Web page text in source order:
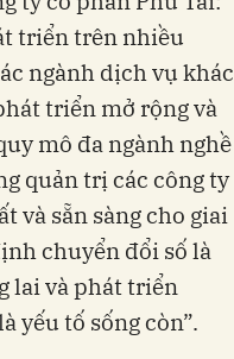
triển trên nhiều
ngành dịch vụ khác
triển mở rộng và
mô đa ngành nghề
quản trị các công ty
và sẵn sàng cho giai
chuyển đổi số là
lai và phát triển
yếu tố sống còn”.